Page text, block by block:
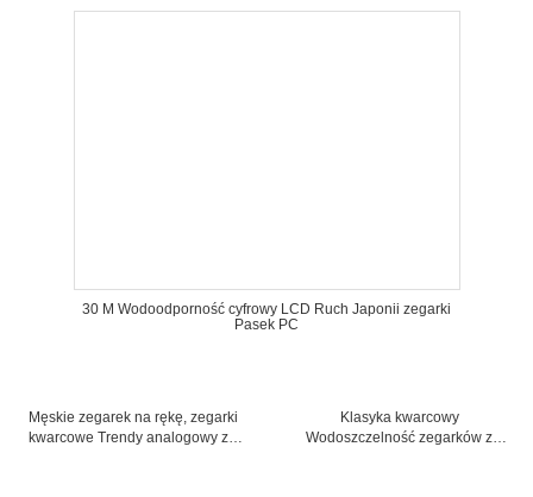
30 M Wodoodporność cyfrowy LCD Ruch Japonii zegarki
Pasek PC
Męskie zegarek na rękę, zegarki
kwarcowe Trendy analogowy ze
Klasyka kwarcowy
Wodoszczelność zegarków z